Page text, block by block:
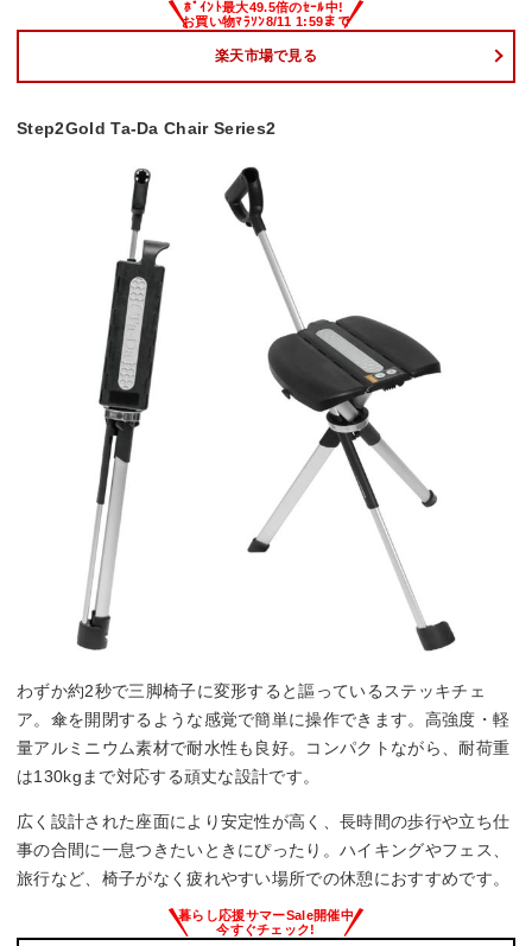
楽天市場で見る
Step2Gold Ta-Da Chair Series2
わずか約2秒で三脚椅子に変形すると謳っているステッキチェ
ア。傘を開閉するような感覚で簡単に操作できます。高強度・軽
量アルミニウム素材で耐水性も良好。コンパクトながら、耐荷重
は130kgまで対応する頑丈な設計です。
広く設計された座面により安定性が高く、長時間の歩行や立ち仕
事の合間に一息つきたいときにぴったり。ハイキングやフェス、
旅行など、椅子がなく疲れやすい場所での休憩におすすめです。